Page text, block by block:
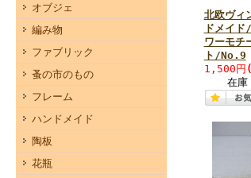
オブジェ
編み物
ファブリック
蚤の市のもの
フレーム
ハンドメイド
陶板
花瓶
北欧ヴィ
ドメイ
ワーモチ
ト/No.9
1,500円
在庫